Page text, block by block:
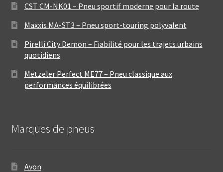
CST CM-NK01 – Pneu sportif moderne pour la route
Maxxis MA-ST3 – Pneu sport-touring polyvalent
Pirelli City Demon – Fiabilité pour les trajets urbains
quotidiens
Metzeler Perfect ME77 – Pneu classique aux
performances équilibrées
Marques de pneus
Avon